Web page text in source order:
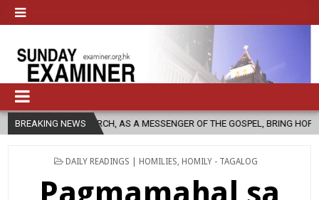
BREAKING NEWS
CHURCH, AS A MESSENGER OF THE GOSPEL, BRING HOPE TO PEOPLE?
POSTED
DAILY READINGS | HOMILIES HOMILY - TAGALOG